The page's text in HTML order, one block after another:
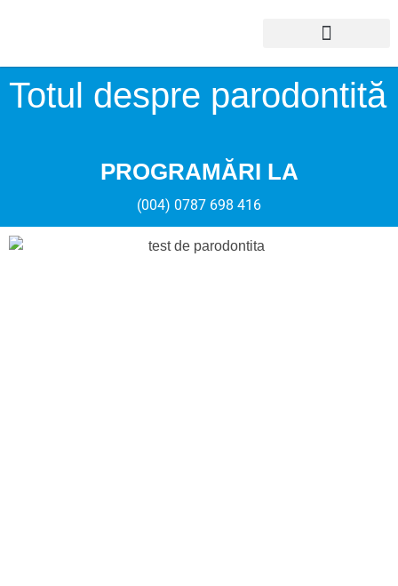
Totul despre parodontită
PROGRAMĂRI LA
(004) 0787 698 416